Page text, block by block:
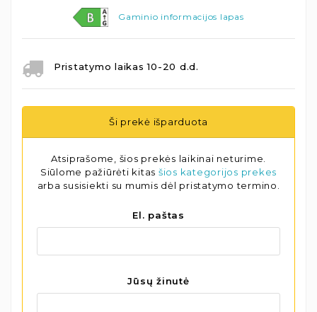
Gaminio informacijos lapas
Pristatymo laikas 10-20 d.d.
Ši prekė išparduota
Atsiprašome, šios prekės laikinai neturime.
Siūlome pažiūrėti kitas šios kategorijos prekes
arba susisiekti su mumis dėl pristatymo termino.
El. paštas
Jūsų žinutė